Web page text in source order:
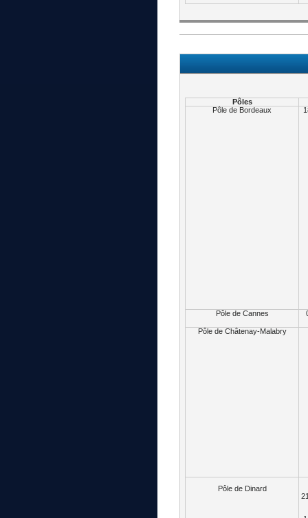
Pôles
Pôle de Bordeaux
Pôle de Cannes
Pôle de Châtenay-Malabry
Pôle de Dinard